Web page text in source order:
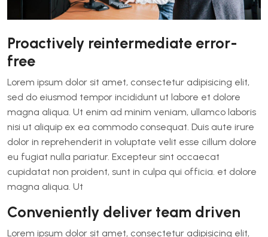
Proactively reintermediate error-
free
Lorem ipsum dolor sit amet, consectetur adipisicing elit,
sed do eiusmod tempor incididunt ut labore et dolore
magna aliqua. Ut enim ad minim veniam, ullamco laboris
nisi ut aliquip ex ea commodo consequat. Duis aute irure
dolor in reprehenderit in voluptate velit esse cillum dolore
eu fugiat nulla pariatur. Excepteur sint occaecat
cupidatat non proident, sunt in culpa qui officia. et dolore
magna aliqua. Ut
Conveniently deliver team driven
Lorem ipsum dolor sit amet, consectetur adipisicing elit,